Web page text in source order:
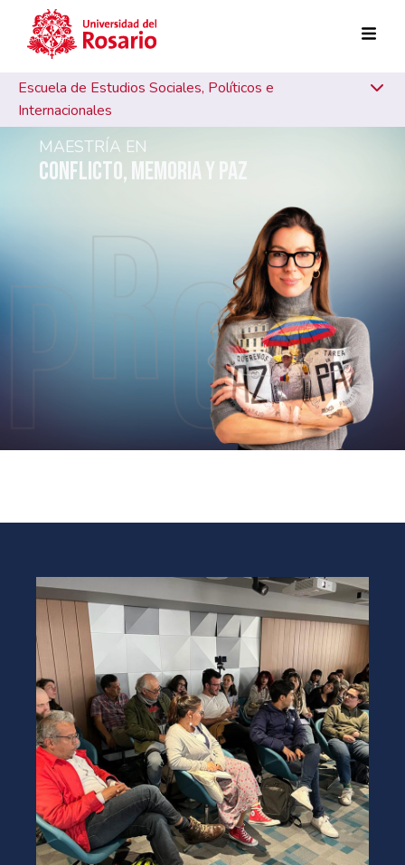
Pasar al contenido principal
Escuela de Estudios Sociales, Políticos e
Internacionales
MAESTRÍA EN
CONFLICTO, MEMORIA Y PAZ